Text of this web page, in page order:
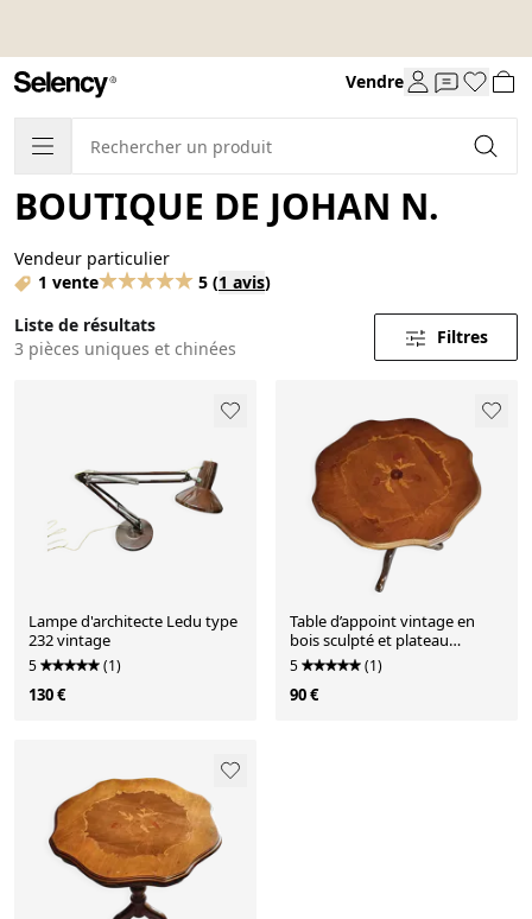
Vendre
BOUTIQUE DE JOHAN N.
Vendeur particulier
1 vente
5 (1 avis)
Liste de résultats
3 pièces uniques et chinées
Filtres
Lampe d'architecte Ledu type
232 vintage
5 (1)
130 €
Table d’appoint vintage en
bois sculpté et plateau
marqueté
5 (1)
90 €